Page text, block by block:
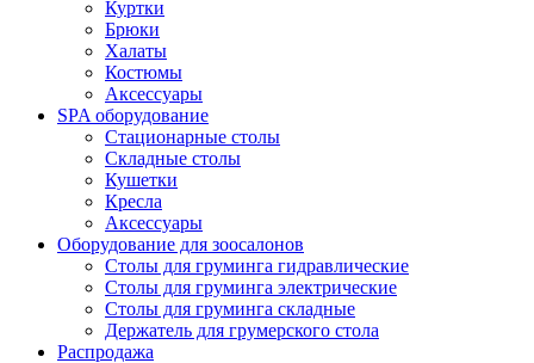
Куртки
Брюки
Халаты
Костюмы
Аксессуары
SPA оборудование
Стационарные столы
Складные столы
Кушетки
Кресла
Аксессуары
Оборудование для зоосалонов
Столы для груминга гидравлические
Столы для груминга электрические
Столы для груминга складные
Держатель для грумерского стола
Распродажа